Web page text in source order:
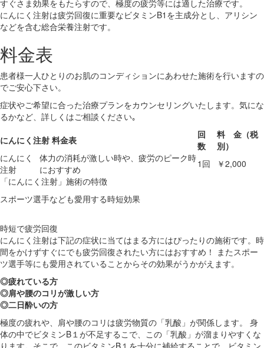
すぐさま効果をもたらすので、極度の疲労等には適した治療です。
にんにく注射は疲労回復に重要なビタミンB1を主成分とし、アリシン
などを含む総合栄養注射です。
料金表
患者様一人ひとりのお肌のコンディションにあわせた施術を行いますの
でご安心下さい。
症状やご希望に合った治療プランをカウンセリングいたします。気にな
るかなど、詳しくはご相談ください｡
にんにく注射 料金表
回
数
料 金（税
別）
にんにく
注射
体力の消耗が激しい時や、疲労のピーク時
におすすめ
1回
￥2,000
「にんにく注射」施術の特徴
スポーツ選手なども愛用する時短効果
時短で疲労回復
にんにく注射は下記の症状に当てはまる方にはぴったりの施術です。時
間をかけずすぐにでも疲労回復されたい方にはおすすめ！ またスポー
ツ選手等にも愛用されていることからその効果がうかがえます。
◎疲れている方
◎肩や腰のコリが激しい方
◎二日酔いの方
極度の疲れや、肩や腰のコリは疲労物質の「乳酸」が関係します。 身
体の中でビタミンB１が不足するこで、この「乳酸」が溜まりやすくな
ります。そこで、このビタミンB１を十分に補給することで、ビタミン